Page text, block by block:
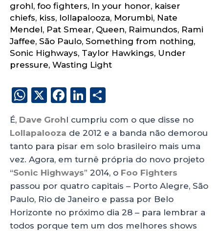
grohl, foo fighters, In your honor, kaiser
chiefs, kiss, lollapalooza, Morumbi, Nate
Mendel, Pat Smear, Queen, Raimundos, Rami
Jaffee, São Paulo, Something from nothing,
Sonic Highways, Taylor Hawkings, Under
pressure, Wasting Light
W
a
ts
A
p
p
X
F
c
e
b
o
o
k
Li
k
e
dI
n
a
re
É, Dave Grohl cumpriu com o que disse no
Lollapalooza de 2012 e a banda não demorou
tanto para pisar em solo brasileiro mais uma
vez. Agora, em turnê própria do novo projeto
“Sonic Highways” 2014, o Foo Fighters
passou por quatro capitais – Porto Alegre, São
Paulo, Rio de Janeiro e passa por Belo
Horizonte no próximo dia 28 – para lembrar a
todos porque tem um dos melhores shows